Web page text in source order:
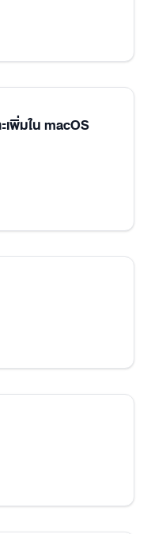
เพิ่มใน macOS